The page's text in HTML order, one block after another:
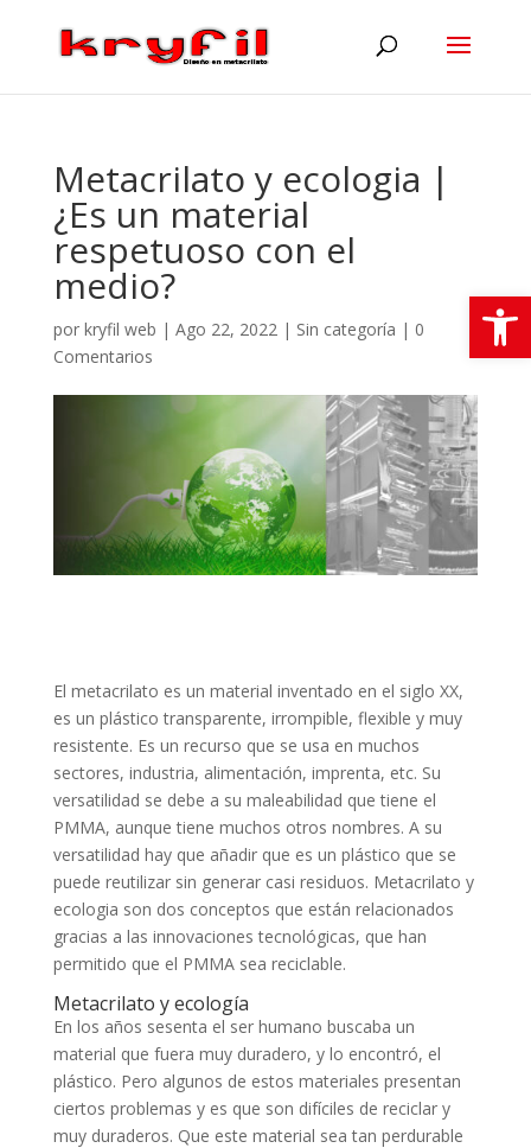
Metacrilato y ecologia |
¿Es un material
respetuoso con el
medio?
por kryfil web | Ago 22, 2022| Sin categoría | 0
Comentarios
El metacrilato es un material inventado en el siglo XX,
es un plástico transparente, irrompible, flexible y muy
resistente. Es un recurso que se usa en muchos
sectores, industria, alimentación, imprenta, etc. Su
versatilidad se debe a su maleabilidad que tiene el
PMMA, aunque tiene muchos otros nombres. A su
versatilidad hay que añadir que es un plástico que se
puede reutilizar sin generar casi residuos. Metacrilato y
ecologia son dos conceptos que están relacionados
gracias a las innovaciones tecnológicas, que han
permitido que el PMMA sea reciclable.
Metacrilato y ecología
En los años sesenta el ser humano buscaba un
material que fuera muy duradero, y lo encontró, el
plástico. Pero algunos de estos materiales presentan
ciertos problemas y es que son difíciles de reciclar y
muy duraderos. Que este material sea tan perdurable